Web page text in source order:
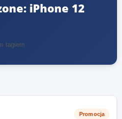
iPhone 12
tagiem
Promocja